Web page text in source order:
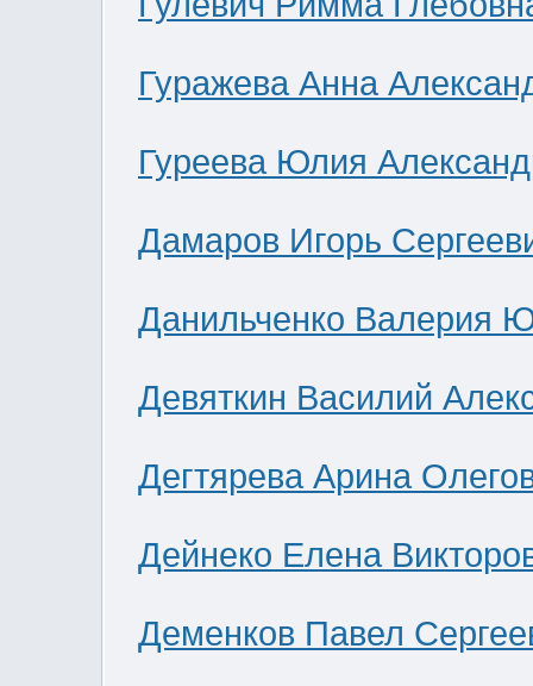
Гуражева Анна
Гуреева Юлия
Дамаров Игорь
Данильченко Валерия
Девяткин Василий
Дегтярева Арина
Дейнеко Елена
Деменков Павел